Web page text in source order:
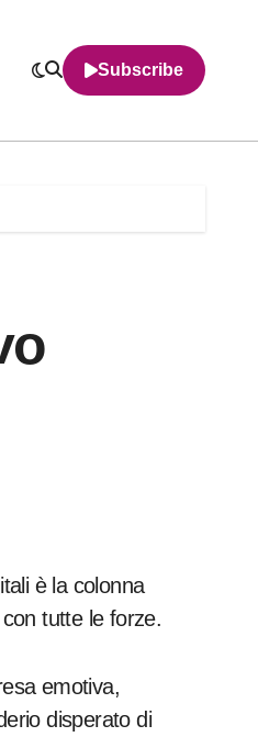
Subscribe
è la colonna
tutte le forze.
emotiva,
disperato di